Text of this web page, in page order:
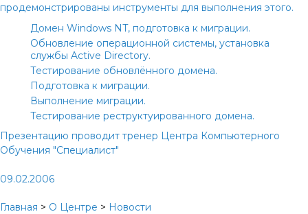
продемонстрированы инструменты для выполнения этого.
Домен Windows NT, подготовка к миграции.
Обновление операционной системы, установка
службы Active Directory.
Тестирование обновлённого домена.
Подготовка к миграции.
Выполнение миграции.
Тестирование реструктуированного домена.
Презентацию проводит тренер Центра Компьютерного
Обучения "Специалист"
09.02.2006
Главная > О Центре > Новости